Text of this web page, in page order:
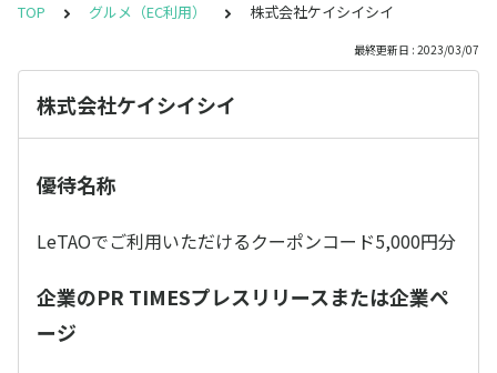
TOP グルメ（EC利用） 株式会社ケイシイシイ
最終更新日 : 2023/03/07
株式会社ケイシイシイ
優待名称
LeTAOでご利用いただけるクーポンコード5,000円分
企業のPR TIMESプレスリリースまたは企業ペ
ージ